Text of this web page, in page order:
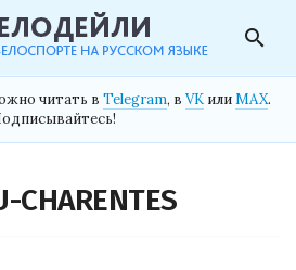
search
читать в Telegram, в VK илиMAX.
CHARENTES